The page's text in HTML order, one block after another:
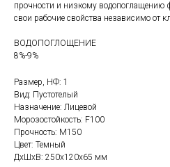
прочности и низкому водопоглащению
свои рабочие свойства независимо от
ВОДОПОГЛОЩЕНИЕ
8%-9%
Размер, НФ: 1
Вид: Пустотелый
Назначение: Лицевой
Морозостойкость: F100
Прочность: М150
Цвет: Темный
ДxШxВ: 250x120x65 мм